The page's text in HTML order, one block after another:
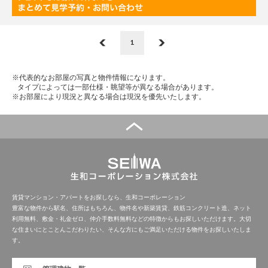
1
※代表的なお部屋の写真と物件情報になります。
タイプによっては一部仕様・眺望等が異なる場合があります。
※お部屋により現況と異なる場合は現況を優先いたします。
賃貸マンション・アパートをお探しなら、生和コーポレーション
豊富な物件から駅名、住所はもちろん、物件名や新築賃貸、鉄筋コンクリート造、ネット
利用無料、敷金・礼金ゼロ、仲介手数料無料などの特徴からもお探しいただけます。大切
な住まいにとことんこだわりたい、そんな方にもご満足いただける物件をお探しいたしま
す。